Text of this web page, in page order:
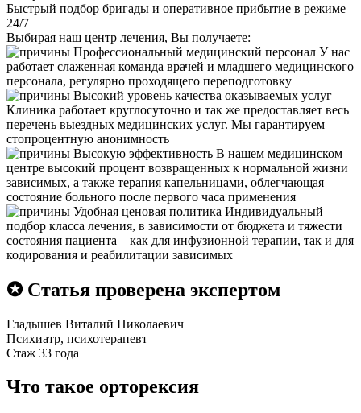
Быстрый подбор бригады и оперативное прибытие в режиме
24/7
Выбирая наш центр лечения, Вы получаете:
Профессиональный медицинский персонал У нас
работает слаженная команда врачей и младшего медицинского
персонала, регулярно проходящего переподготовку
Высокий уровень качества оказываемых услуг
Клиника работает круглосуточно и так же предоставляет весь
перечень выездных медицинских услуг. Мы гарантируем
стопроцентную анонимность
Высокую эффективность В нашем медицинском
центре высокий процент возвращенных к нормальной жизни
зависимых, а также терапия капельницами, облегчающая
состояние больного после первого часа применения
Удобная ценовая политика Индивидуальный
подбор класса лечения, в зависимости от бюджета и тяжести
состояния пациента – как для инфузионной терапии, так и для
кодирования и реабилитации зависимых
✪ Статья проверена экспертом
Гладышев Виталий Николаевич
Психиатр, психотерапевт
Стаж 33 года
Что такое орторексия